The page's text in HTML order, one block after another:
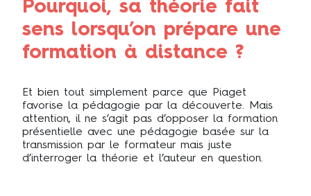
Pourquoi, sa théorie fait
sens lorsqu’on prépare une
formation à distance ?
Et bien tout simplement parce que Piaget
favorise la pédagogie par la découverte. Mais
attention, il ne s’agit pas d’opposer la formation
présentielle avec une pédagogie basée sur la
transmission par le formateur mais juste
d’interroger la théorie et l’auteur en question.